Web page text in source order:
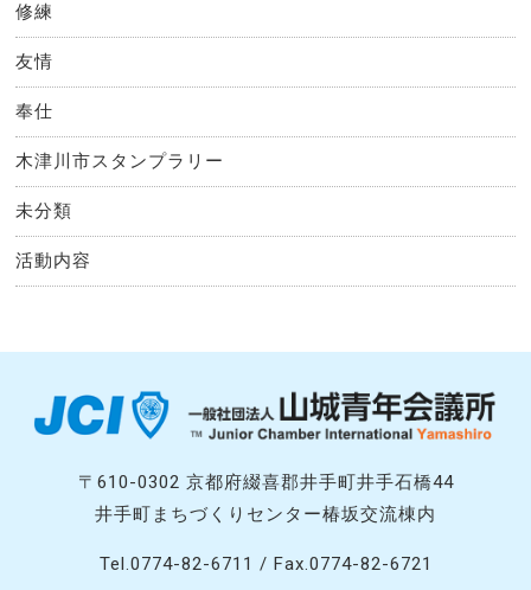
修練
友情
奉仕
木津川市スタンプラリー
未分類
活動内容
〒610-0302 京都府綴喜郡井手町井手石橋44
井手町まちづくりセンター椿坂交流棟内
Tel.0774-82-6711 / Fax.0774-82-6721